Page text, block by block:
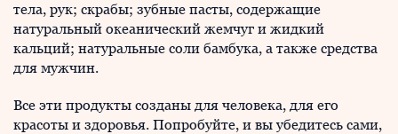
тела, рук; скрабы; зубные пасты, содержащие
натуральный океанический жемчуг и жидкий
кальций; натуральные соли бамбука, а также средства
для мужчин.
Все эти продукты созданы для человека, для его
красоты и здоровья. Попробуйте, и вы убедитесь сами,